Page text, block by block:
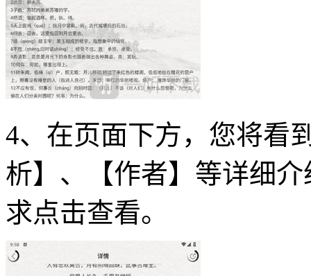
4、在页面下方，您将看
析】、【作者】等详细
求点击查看。